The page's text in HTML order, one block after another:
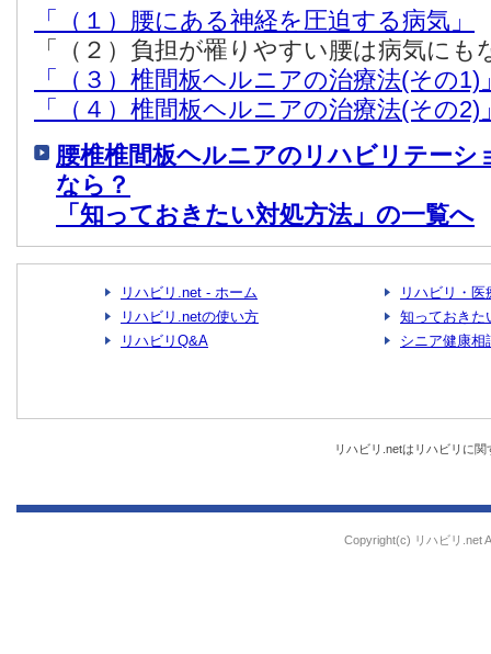
「（１）腰にある神経を圧迫する病気」
「（２）負担が罹りやすい腰は病気にも
「（３）椎間板ヘルニアの治療法(その1)
「（４）椎間板ヘルニアの治療法(その2)
腰椎椎間板ヘルニアのリハビリテーシ
なら？
「知っておきたい対処方法」の一覧へ
リハビリ.net - ホーム
リハビリ.netの使い方
リハビリQ&A
リハビリ・医
知っておきた
シニア健康相
リハビリ.netはリハビリに
Copyright(c) リハビリ.net